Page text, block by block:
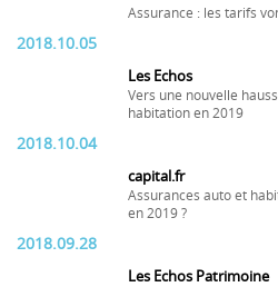
Assurance : les tarifs
2018.10.05
Les Echos
Vers une nouvelle
habitation en 2019
2018.10.04
capital.fr
Assurances auto et
en 2019 ?
2018.09.28
Les Echos Patrimoine